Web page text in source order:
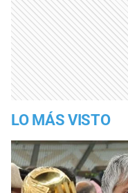
LO MÁS VISTO